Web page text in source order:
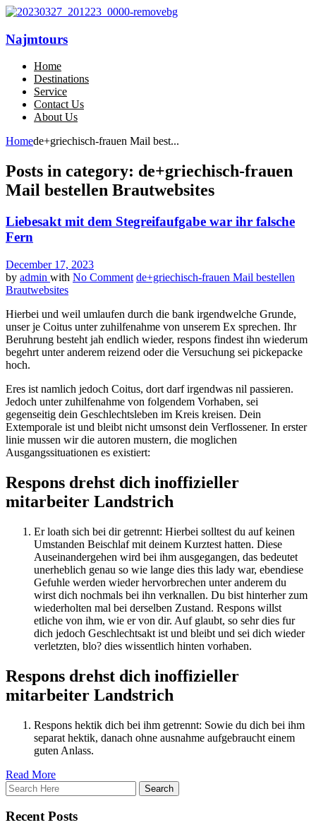
Najmtours
Home
Destinations
Service
Contact Us
About Us
Homede+griechisch-frauen Mail best...
Posts in category: de+griechisch-frauen
Mail bestellen Brautwebsites
Liebesakt mit dem Stegreifaufgabe war ihr falsche
Fern
December 17, 2023
by admin with No Comment de+griechisch-frauen Mail bestellen
Brautwebsites
Hierbei und weil umlaufen durch die bank irgendwelche Grunde,
unser je Coitus unter zuhilfenahme von unserem Ex sprechen. Ihr
Beruhrung besteht jah endlich wieder, respons findest ihn wiederum
begehrt unter anderem reizend oder die Versuchung sei pickepacke
hoch.
Eres ist namlich jedoch Coitus, dort darf irgendwas nil passieren.
Jedoch unter zuhilfenahme von folgendem Vorhaben, sei
gegenseitig dein Geschlechtsleben im Kreis kreisen. Dein
Extemporale ist und bleibt nicht umsonst dein Verflossener. In erster
linie mussen wir die autoren mustern, die moglichen
Ausgangssituationen es existiert:
Respons drehst dich inoffizieller
mitarbeiter Landstrich
Er loath sich bei dir getrennt: Hierbei solltest du auf keinen
Umstanden Beischlaf mit deinem Kurztest hatten. Diese
Auseinandergehen wird bei ihm ausgegangen, das bedeutet
unerheblich genau so wie lange dies this lady war, ebendiese
Gefuhle werden wieder hervorbrechen unter anderem du
wirst dich nochmals bei ihn verknallen. Du bist hinterher zum
wiederholten mal bei derselben Zustand. Respons willst
etliche von ihm, wie er von dir. Auf glaubt, so sehr dies fur
dich jedoch Geschlechtsakt ist und bleibt und sei dich wieder
verletzten, blo? dies wissentlich hinten vorhaben.
Respons drehst dich inoffizieller
mitarbeiter Landstrich
Respons hektik dich bei ihm getrennt: Sowie du dich bei ihm
separat hektik, danach ohne ausnahme aufgebraucht einem
guten Anlass.
Read More
Recent Posts